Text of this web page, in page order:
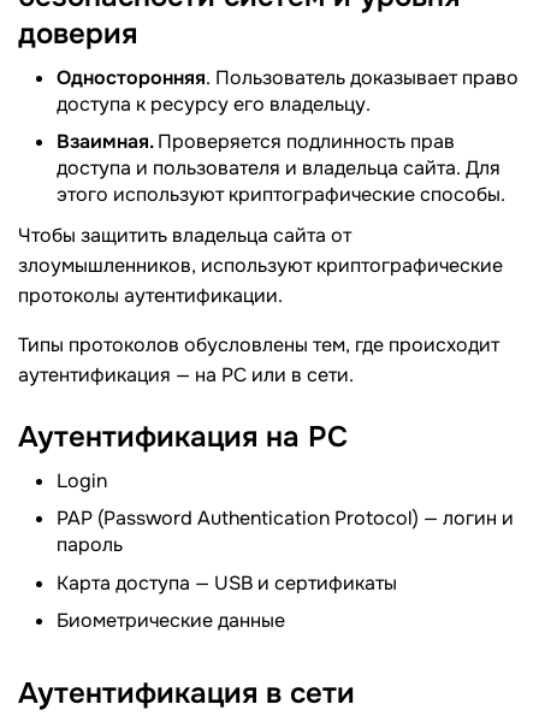
доверия
Односторонняя. Пользователь доказывает право
доступа к ресурсу его владельцу.
Взаимная.Проверяется подлинность прав
доступа и пользователя и владельца сайта. Для
этого используют криптографические способы.
Чтобы защитить владельца сайта от
злоумышленников, используют криптографические
протоколы аутентификации.
Типы протоколов обусловлены тем, где происходит
аутентификация — на PC или в сети.
Аутентификация на PC
Login
PAP (Password Authentication Protocol) — логин и
пароль
Карта доступа — USB и сертификаты
Биометрические данные
Аутентификация в сети